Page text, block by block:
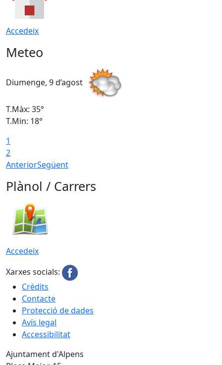
Accedeix
Meteo
Diumenge, 9 d’agost
T.Màx: 35°
T.Min: 18°
1
2
AnteriorSegüent
Plànol / Carrers
Accedeix
Xarxes socials:
Crèdits
Contacte
Protecció de dades
Avís legal
Accessibilitat
Ajuntament d'Alpens